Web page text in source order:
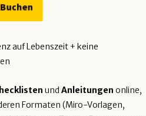
Buchen
auf Lebenszeit + keine
und Anleitungen online,
Formaten (Miro-Vorlagen,